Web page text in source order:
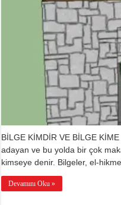
BİLGE KİMDİR VE BİLGE
adayan ve bu yolda bir çok
kimseye denir. Bilgeler, el-
Devamını Oku »